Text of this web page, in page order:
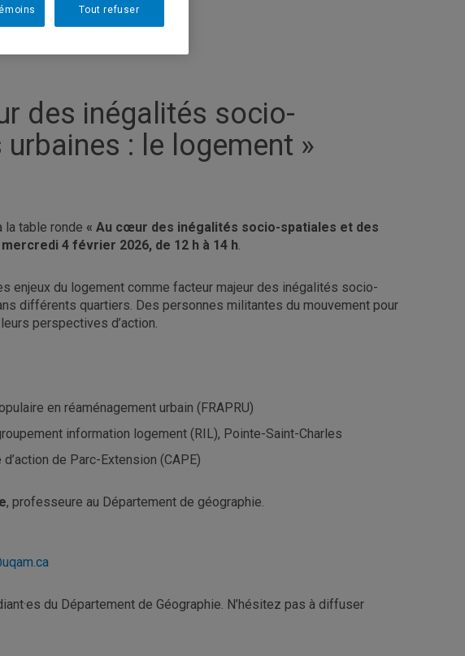
des inégalités socio-
: le logement »
la table ronde « Au cœur des inégalités socio-spatiales et des
mercredi 4 février 2026, de 12 h à 14 h.
enjeux du logement comme facteur majeur des inégalités socio-
différents quartiers. Des personnes militantes du mouvement pour
perspectives d’action.
en réaménagement urbain (FRAPRU)
information logement (RIL), Pointe-Saint-Charles
de Parc-Extension (CAPE)
, professeure au Département de géographie.
du Département de Géographie. N’hésitez pas à diffuser
Tout refuser